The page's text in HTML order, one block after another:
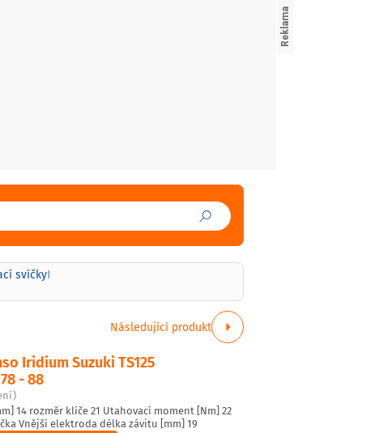
svíčky|
Následující produkt
Iridium Suzuki TS125
- 88
14 rozměr klíče 21 Utahovací moment [Nm] 22
Vnější elektroda délka závitu [mm] 19